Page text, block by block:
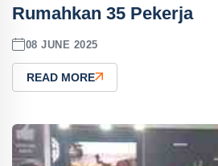
Rumahkan 35 Pekerja
08 JUNE 2025
READ MORE